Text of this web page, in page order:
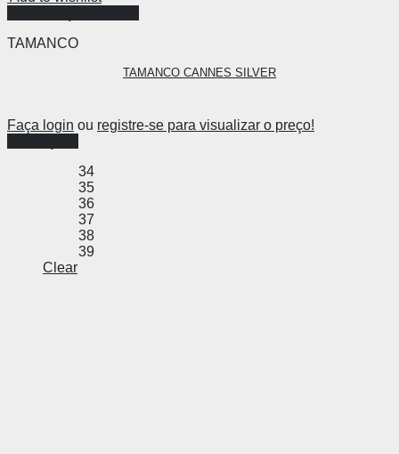
TAMANCO
TAMANCO CANNES SILVER
Faça login ou registre-se para visualizar o preço!
34
35
36
37
38
39
Clear